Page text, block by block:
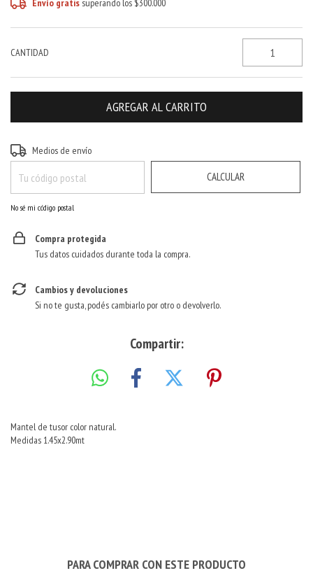
Envío gratis superando los $300.000
CANTIDAD
Entregas para el CP:
Medios de envío
CALCULAR
No sé mi código postal
Compra protegida
Tus datos cuidados durante toda la compra.
Cambios y devoluciones
Si no te gusta, podés cambiarlo por otro o devolverlo.
Compartir:
Mantel de tusor color natural.
Medidas 1.45x2.90mt
PARA COMPRAR CON ESTE PRODUCTO